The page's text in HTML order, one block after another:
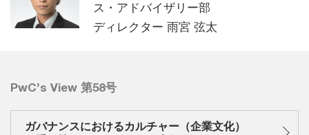
ス・アドバイザリー部
ディレクター 雨宮 弦太
PwC’s View 第58号
ガバナンスにおけるカルチャー（企業文化）